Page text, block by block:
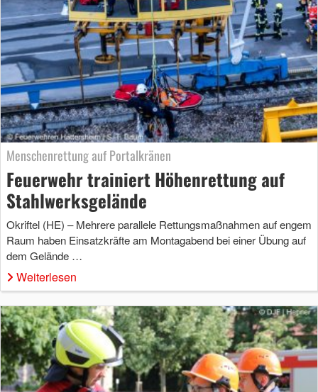
Menschenrettung auf Portalkränen
Feuerwehr trainiert Höhenrettung auf
Stahlwerksgelände
Okriftel (HE) – Mehrere parallele Rettungsmaßnahmen auf engem
Raum haben Einsatzkräfte am Montagabend bei einer Übung auf
dem Gelände …
Weiterlesen